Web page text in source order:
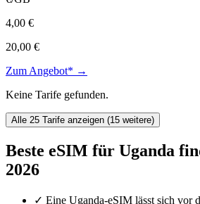
4,00 €
20,00 €
Zum Angebot* →
Keine Tarife gefunden.
Alle 25 Tarife anzeigen (15 weitere)
Beste eSIM für Uganda
2026
✓ Eine Uganda-eSIM lässt sich vor